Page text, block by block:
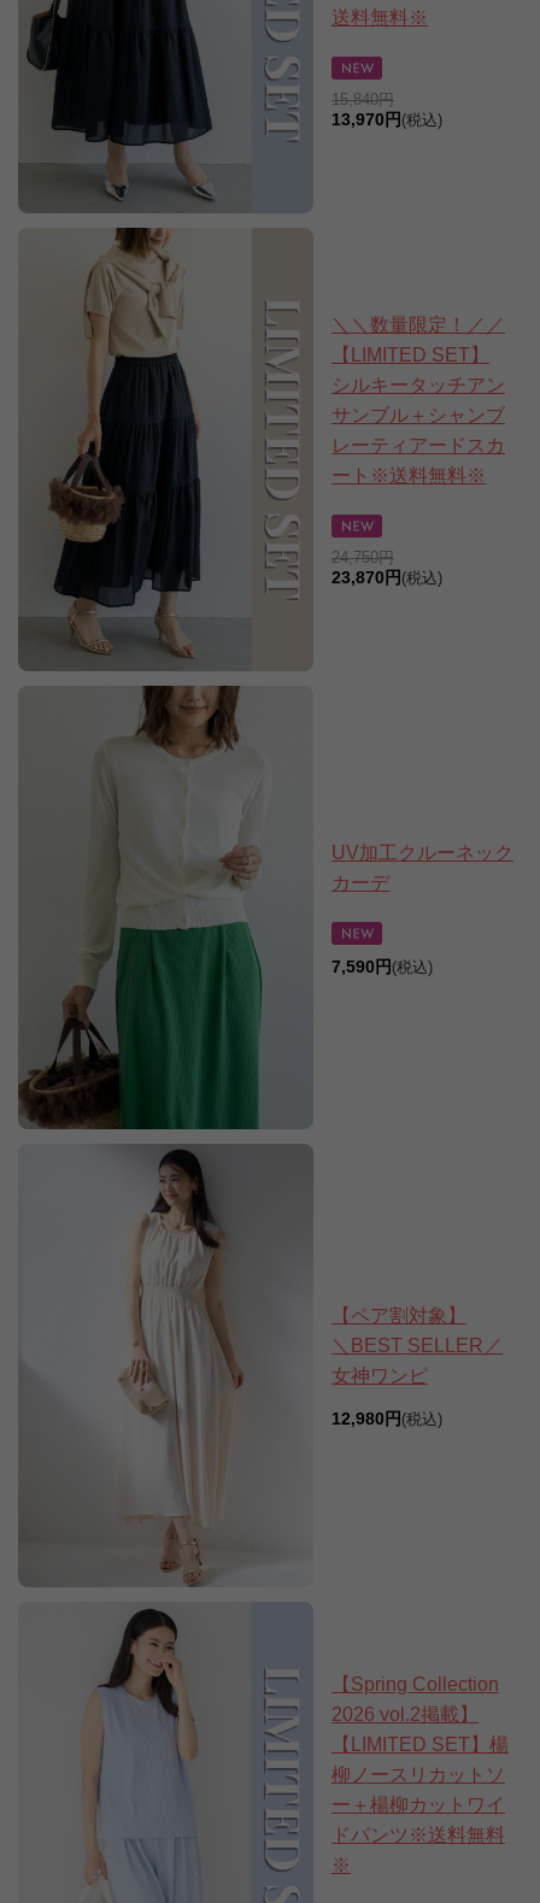
送料無料※
15,840円
13,970円 (税込)
＼＼数量限定！／／
【LIMITED SET】
シルキータッチアン
サンブル＋シャンブ
レーティアードスカ
ート※送料無料※
24,750円
23,870円 (税込)
UV加工クルーネック
カーデ
7,590円 (税込)
【ペア割対象】
＼BEST SELLER／
女神ワンピ
12,980円 (税込)
【Spring Collection
2026 vol.2掲載】
【LIMITED SET】楊
柳ノースリカットソ
ー＋楊柳カットワイ
ドパンツ※送料無料
※